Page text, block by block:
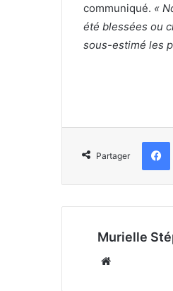
communiqué. «
été blessées ou
sous-estimé les
Partager
Murielle